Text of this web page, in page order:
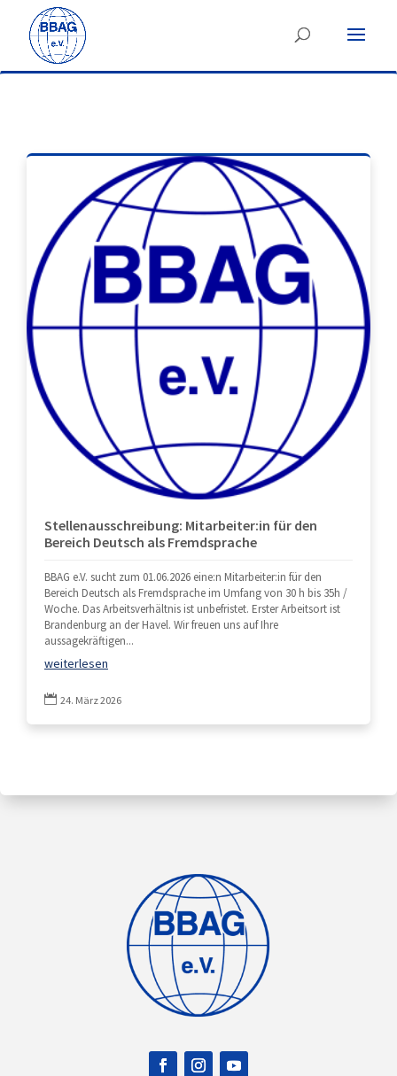
Stellenausschreibung: Mitarbeiter:in für den
Bereich Deutsch als Fremdsprache
BBAG e.V. sucht zum 01.06.2026 eine:n Mitarbeiter:in für den
Bereich Deutsch als Fremdsprache im Umfang von 30 h bis 35h /
Woche. Das Arbeitsverhältnis ist unbefristet. Erster Arbeitsort ist
Brandenburg an der Havel. Wir freuen uns auf Ihre
aussagekräftigen...
weiterlesen
 24. März 2026